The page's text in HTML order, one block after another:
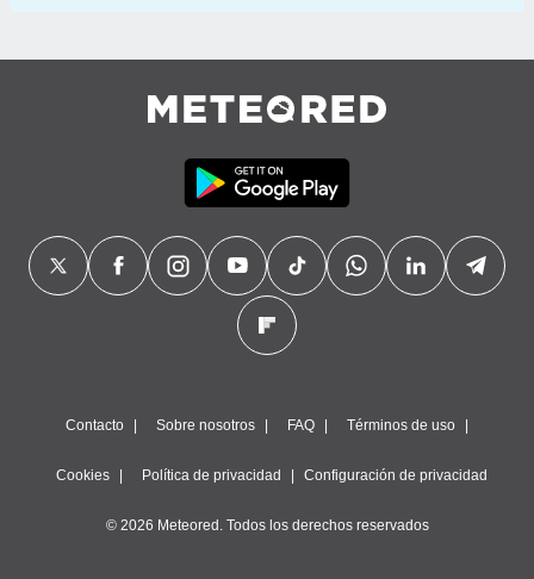
Contacto Sobre nosotros FAQ Términos de uso
Cookies Política de privacidad Configuración de privacidad
© 2026 Meteored. Todos los derechos reservados